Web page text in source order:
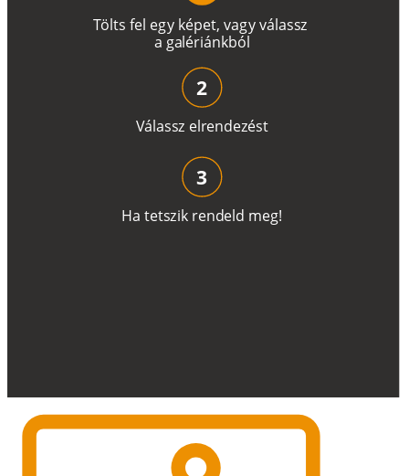
Tölts fel egy képet, vagyválassz
a galériánkból
Válassz elrendezést
2
Ha tetszik rendeld meg!
3